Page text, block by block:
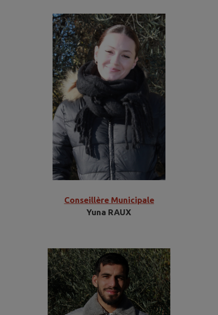
Conseillère Municipale
Yuna RAUX